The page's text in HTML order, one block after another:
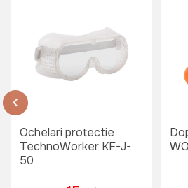
Ochelari protectie
TechnoWorker KF-J-
50